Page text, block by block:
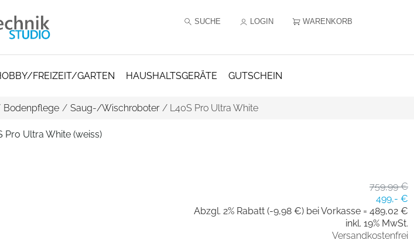
SUCHE LOGIN WARENKORB
FREIZEIT/GARTEN HAUSHALTSGERÄTE GUTSCHEIN
Bodenpflege / Saug-/Wischroboter/ L40S Pro Ultra White
Pro Ultra White (weiss)
759,99 €
499,- €
Abzgl. 2% Rabatt (-9,98 €) bei Vorkasse = 489,02 €
inkl. 19% MwSt.
Versandkostenfrei